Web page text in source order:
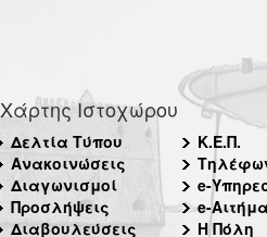
Χάρτης Ιστοχώρου
Δελτία Τύπου
Ανακοινώσεις
Διαγωνισμοί
Προσλήψεις
Διαβουλεύσεις
Κ.Ε.Π.
e-
e-
Η Πόλη